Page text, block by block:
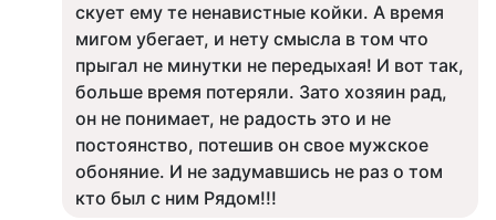
скует ему те ненавистные койки. А время
мигом убегает, и нету смысла в том что
прыгал не минутки не передыхая! И вот так,
больше время потеряли. Зато хозяин рад,
он не понимает, не радость это и не
постоянство, потешив он свое мужское
обоняние. И не задумавшись не раз о том
кто был с ним Рядом!!!